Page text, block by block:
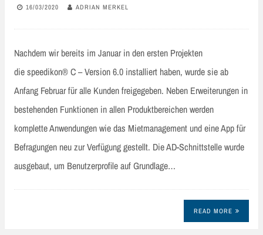
16/03/2020 ADRIAN MERKEL
Nachdem wir bereits im Januar in den ersten Projekten
die speedikon® C – Version 6.0 installiert haben, wurde sie ab
Anfang Februar für alle Kunden freigegeben. Neben Erweiterungen in
bestehenden Funktionen in allen Produktbereichen werden
komplette Anwendungen wie das Mietmanagement und eine App für
Befragungen neu zur Verfügung gestellt. Die AD-Schnittstelle wurde
ausgebaut, um Benutzerprofile auf Grundlage…
READ MORE